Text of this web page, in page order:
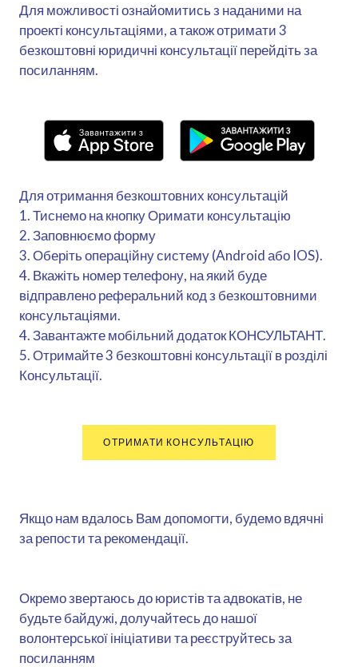
Для можливості ознайомитись з наданими на
проекті консультаціями, а також отримати 3
безкоштовні юридичні консультації перейдіть за
посиланням.
Для отримання безкоштовних консультацій
1. Тиснемо на кнопку Оримати консультацію
2. Заповнюємо форму
3. Оберіть операційну систему (Android або IOS).
4. Вкажіть номер телефону, на який буде
відправлено реферальний код з безкоштовними
консультаціями.
4. Завантажте мобільний додаток КОНСУЛЬТАНТ.
5. Отримайте 3 безкоштовні консультації в розділі
Консультації.
ОТРИМАТИ КОНСУЛЬТАЦІЮ
Якщо нам вдалось Вам допомогти, будемо вдячні
за репости та рекомендації.
Окремо звертаюсь до юристів та адвокатів, не
будьте байдужі, долучайтесь до нашої
волонтерської ініціативи та реєструйтесь за
посиланням